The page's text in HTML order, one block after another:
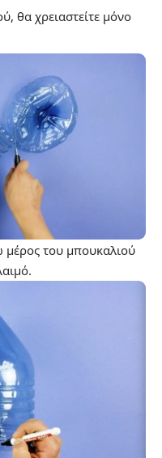
θα χρειαστείτε μόνο
μέρος του μπουκαλιού